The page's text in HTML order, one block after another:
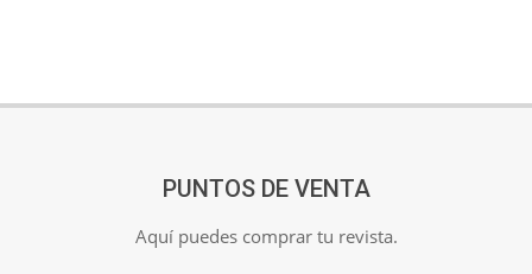
PUNTOS DE VENTA
Aquí puedes comprar tu revista.